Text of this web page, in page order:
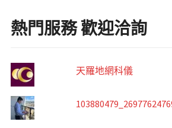
熱門服務 歡迎洽詢
天羅地網科儀